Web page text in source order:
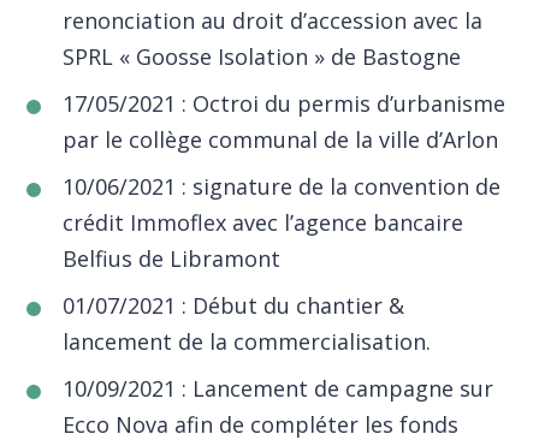
renonciation au droit d’accession avec la
SPRL « Goosse Isolation » de Bastogne
17/05/2021 : Octroi du permis d’urbanisme
par le collège communal de la ville d’Arlon
10/06/2021 : signature de la convention de
crédit Immoflex avec l’agence bancaire
Belfius de Libramont
01/07/2021 : Début du chantier &
lancement de la commercialisation.
10/09/2021 : Lancement de campagne sur
Ecco Nova afin de compléter les fonds